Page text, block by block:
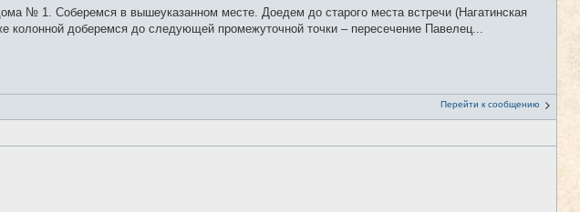
№ 1. Соберемся в вышеуказанном месте. Доедем до старого места встречи (Нагатинская
колонной доберемся до следующей промежуточной точки – пересечение Павелец...
Перейти к сообщению